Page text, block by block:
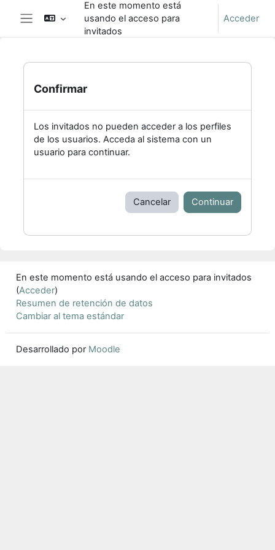
Salta al contenido principalEn este momento está
usando el acceso para
invitados
Acceder
Confirmar
Los invitados no pueden acceder a los perfiles
de los usuarios. Acceda al sistema con un
usuario para continuar.
Cancelar Continuar
En este momento está usando el acceso para invitados
(Acceder)
Resumen de retención de datos
Cambiar al tema estándar
Desarrollado por Moodle